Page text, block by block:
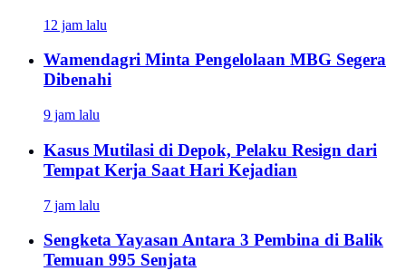
12 jam lalu
Wamendagri Minta Pengelolaan MBG Segera
Dibenahi
9 jam lalu
Kasus Mutilasi di Depok, Pelaku Resign dari
Tempat Kerja Saat Hari Kejadian
7 jam lalu
Sengketa Yayasan Antara 3 Pembina di Balik
Temuan 995 Senjata